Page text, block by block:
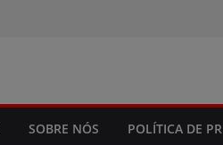
SOBRE NÓS POLÍTICA DE